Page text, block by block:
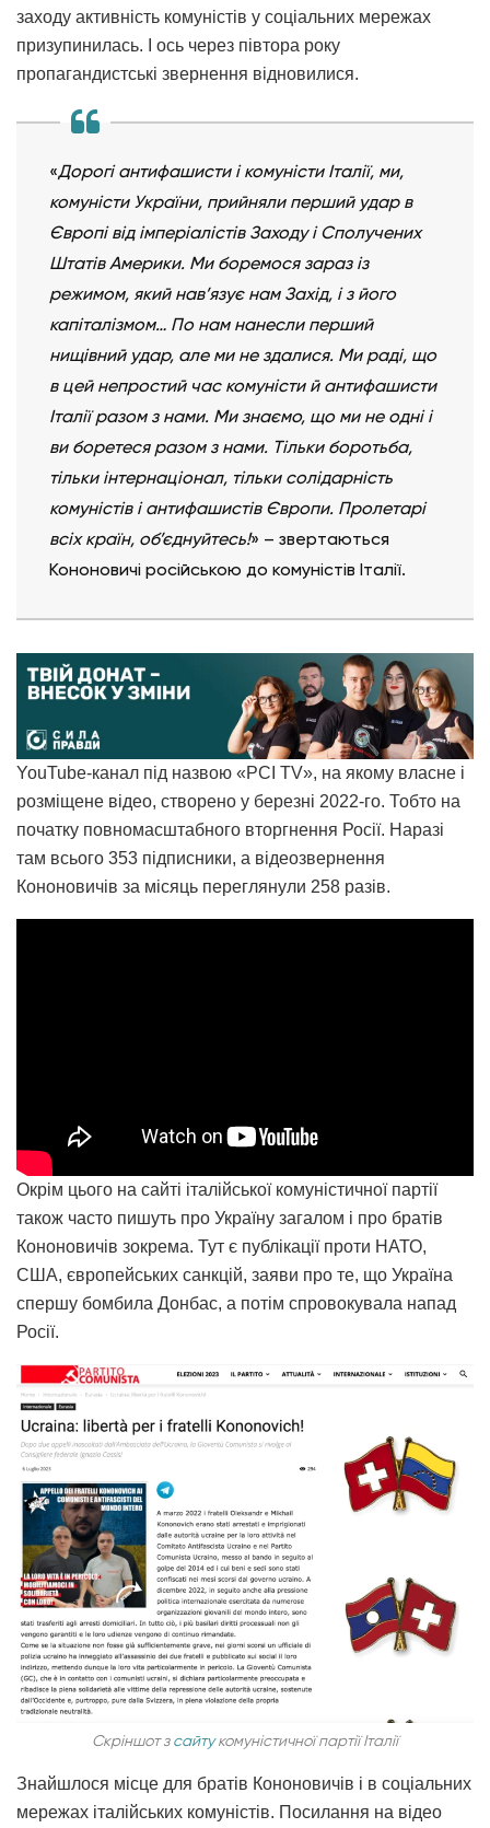
заходу активність комуністів у соціальних мережах
призупинилась. І ось через півтора року
пропагандистські звернення відновилися.
«Дорогі антифашисти і комуністи Італії, ми,
комуністи України, прийняли перший удар в
Європі від імперіалістів Заходу і Сполучених
Штатів Америки. Ми боремося зараз із
режимом, який нав’язує нам Захід, і з його
капіталізмом… По нам нанесли перший
нищівний удар, але ми не здалися. Ми раді, що
в цей непростий час комуністи й антифашисти
Італії разом з нами. Ми знаємо, що ми не одні і
ви боретеся разом з нами. Тільки боротьба,
тільки інтернаціонал, тільки солідарність
комуністів і антифашистів Європи. Пролетарі
всіх країн, об’єднуйтесь!» – звертаються
Кононовичі російською до комуністів Італії.
YouTube-канал під назвою «PCI TV», на якому власне і
розміщене відео, створено у березні 2022-го. Тобто на
початку повномасштабного вторгнення Росії. Наразі
там всього 353 підписники, а відеозвернення
Кононовичів за місяць переглянули 258 разів.
Окрім цього на сайті італійської комуністичної партії
також часто пишуть про Україну загалом і про братів
Кононовичів зокрема. Тут є публікації проти НАТО,
США, європейських санкцій, заяви про те, що Україна
спершу бомбила Донбас, а потім спровокувала напад
Росії.
Скріншот зсайтукомуністичної партії Італії
Знайшлося місце для братів Кононовичів і в соціальних
мережах італійських комуністів. Посилання на відео